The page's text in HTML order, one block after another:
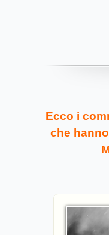
Ecco i
che